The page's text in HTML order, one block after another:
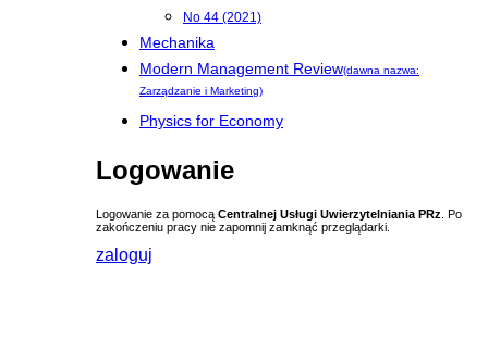
No 44 (2021)
Mechanika
Modern Management Review(dawna nazwa:
Zarządzanie i Marketing)
Physics for Economy
Logowanie
Logowanie za pomocą Centralnej Usługi Uwierzytelniania PRz . Po
zakończeniu pracy nie zapomnij zamknąć przeglądarki.
zaloguj